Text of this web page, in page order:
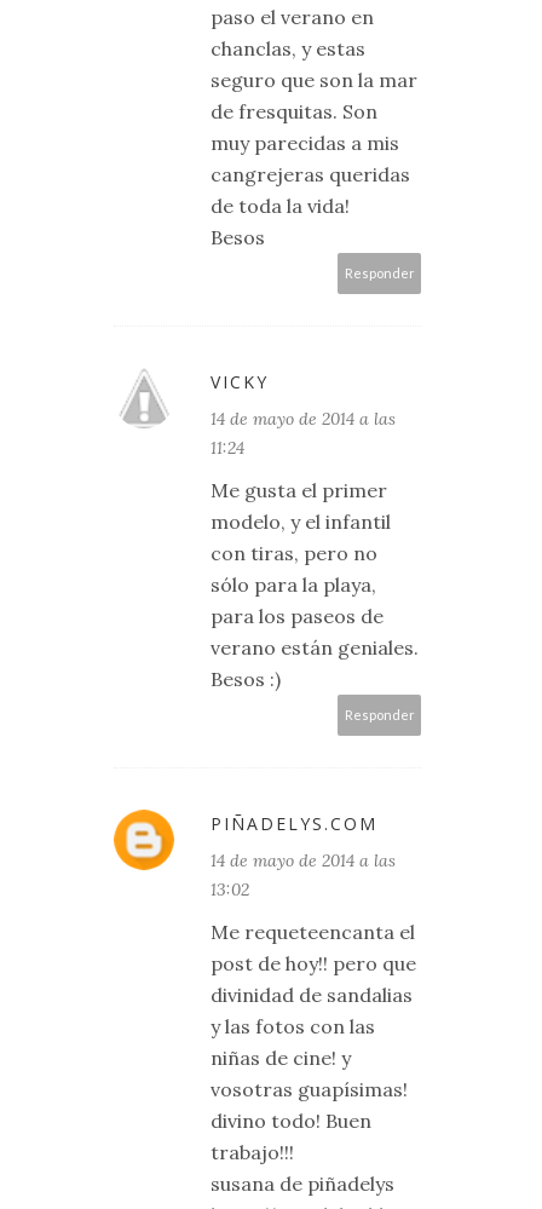
paso el verano en
chanclas, y estas
seguro que son la mar
de fresquitas. Son
muy parecidas a mis
cangrejeras queridas
de toda la vida!
Besos
Responder
VICKY
14 de mayo de 2014 a las
11:24
Me gusta el primer
modelo, y el infantil
con tiras, pero no
sólo para la playa,
para los paseos de
verano están geniales.
Besos :)
Responder
PIÑADELYS.COM
14 de mayo de 2014 a las
13:02
Me requeteencanta el
post de hoy!! pero que
divinidad de sandalias
y las fotos con las
niñas de cine! y
vosotras guapísimas!
divino todo! Buen
trabajo!!!
susana de piñadelys